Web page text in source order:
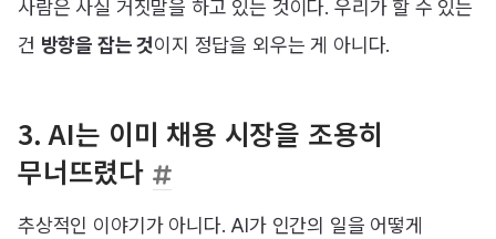
사람은 사실 거짓말을 하고 있는 것이다. 우리가 할 수 있는
건 방향을 잡는 것이지 정답을 외우는 게 아니다.
3. AI는 이미 채용 시장을 조용히
무너뜨렸다
추상적인 이야기가 아니다. AI가 인간의 일을 어떻게